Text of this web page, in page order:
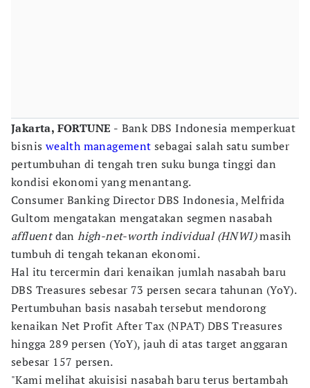
Jakarta, FORTUNE - Bank DBS Indonesia memperkuat
bisnis wealth management sebagai salah satu sumber
pertumbuhan di tengah tren suku bunga tinggi dan
kondisi ekonomi yang menantang.
Consumer Banking Director DBS Indonesia, Melfrida
Gultom mengatakan mengatakan segmen nasabah
affluentdanhigh-net-worth individual (HNWI)masih
tumbuh di tengah tekanan ekonomi.
Hal itu tercermin dari kenaikan jumlah nasabah baru
DBS Treasures sebesar 73 persen secara tahunan (YoY).
Pertumbuhan basis nasabah tersebut mendorong
kenaikan Net Profit After Tax (NPAT) DBS Treasures
hingga 289 persen (YoY), jauh di atas target anggaran
sebesar 157 persen.
"Kami melihat akuisisi nasabah baru terus bertambah